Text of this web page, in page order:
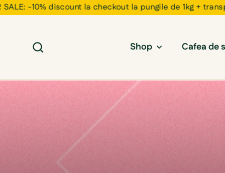
-10% discount la checkout la pungile de 1kg +
Shop Cafea de